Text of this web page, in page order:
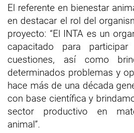
El referente en bienestar
en destacar el rol del
proyecto: “El INTA es un
capacitado para
cuestiones, así como
determinados problemas y
hace más de una década
con base científica y
sector productivo en
animal”.